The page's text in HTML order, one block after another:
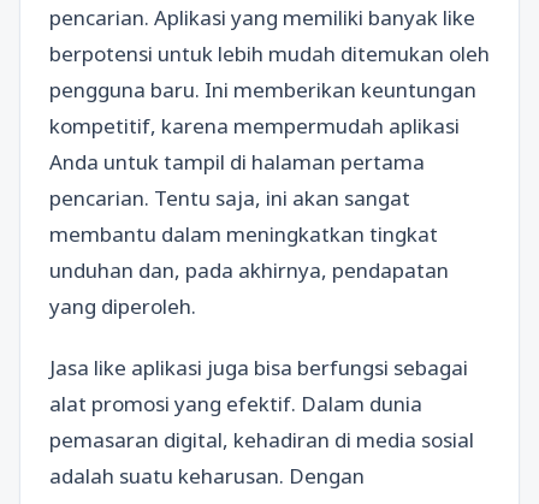
pencarian. Aplikasi yang memiliki banyak like
berpotensi untuk lebih mudah ditemukan oleh
pengguna baru. Ini memberikan keuntungan
kompetitif, karena mempermudah aplikasi
Anda untuk tampil di halaman pertama
pencarian. Tentu saja, ini akan sangat
membantu dalam meningkatkan tingkat
unduhan dan, pada akhirnya, pendapatan
yang diperoleh.
Jasa like aplikasi juga bisa berfungsi sebagai
alat promosi yang efektif. Dalam dunia
pemasaran digital, kehadiran di media sosial
adalah suatu keharusan. Dengan